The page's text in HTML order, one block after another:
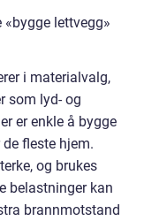
lettvegg»
i materialvalg,
som lyd- og
er enkle å bygge
fleste hjem.
og brukes
belastninger kan
brannmotstand